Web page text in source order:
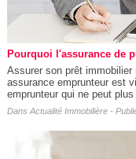
Pourquoi l'assurance de
Assurer son prêt
assurance emprunteur est
emprunteur qui ne peut
Dans Actualité Immobilière-